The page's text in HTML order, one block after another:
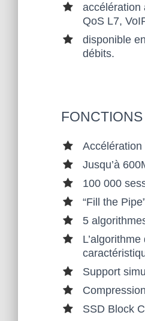
EN
BAN
PAS
SAN
TE
DES
ENT
REP
RISE
accélération
QoS L7,
disponible
débits.
Accélération
Jusqu’à
100 000
“Fill the
5
Support
Compression
SSD Block